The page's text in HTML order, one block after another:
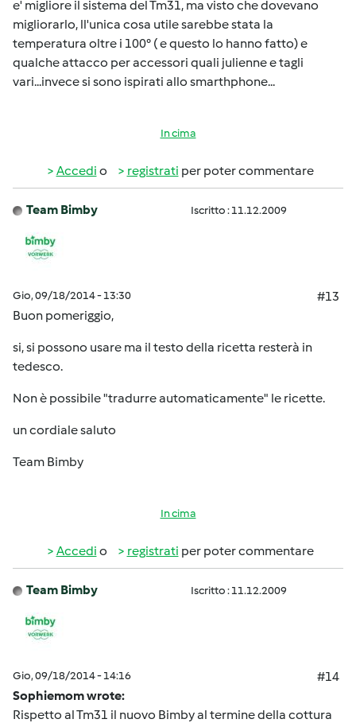
e' migliore il sistema del Tm31, ma visto che dovevano
migliorarlo, ll'unica cosa utile sarebbe stata la
temperatura oltre i 100° ( e questo lo hanno fatto) e
qualche attacco per accessori quali julienne e tagli
vari...invece si sono ispirati allo smarthphone...
In cima
Accedi o registrati per poter commentare
Team Bimby Iscritto : 11.12.2009
Gio, 09/18/2014 - 13:30
#13
Buon pomeriggio,
si, si possono usare ma il testo della ricetta resterà in
tedesco.
Non è possibile "tradurre automaticamente" le ricette.
un cordiale saluto
Team Bimby
In cima
Accedi o registrati per poter commentare
Team Bimby Iscritto : 11.12.2009
Gio, 09/18/2014 - 14:16
#14
Sophiemom wrote:
Rispetto al Tm31 il nuovo Bimby al termine della cottura